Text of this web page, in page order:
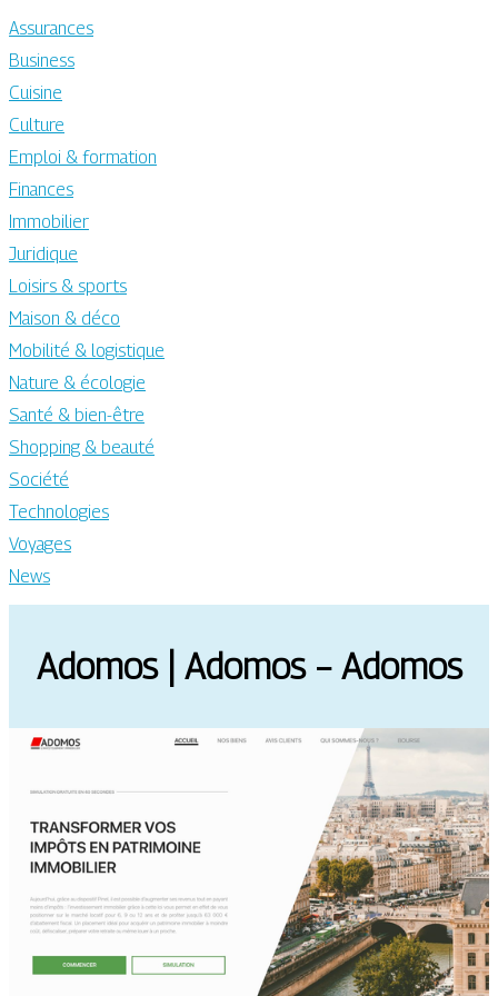
Assurances
Business
Cuisine
Culture
Emploi & formation
Finances
Immobilier
Juridique
Loisirs & sports
Maison & déco
Mobilité & logistique
Nature & écologie
Santé & bien-être
Shopping & beauté
Société
Technologies
Voyages
News
Adomos | Adomos – Adomos